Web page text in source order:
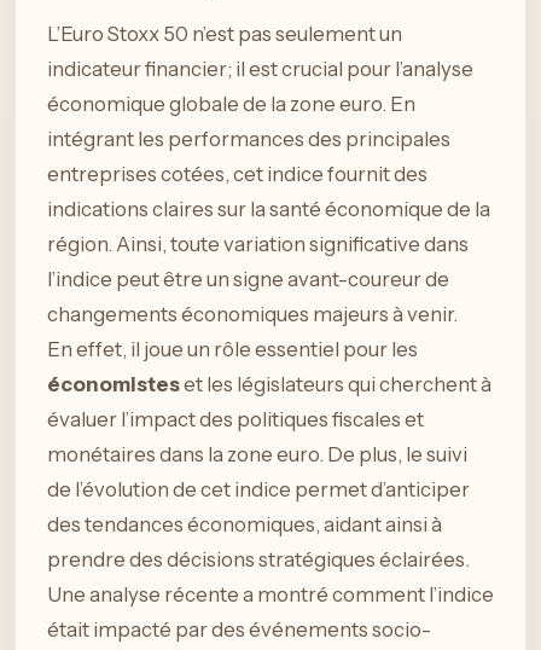
L’Euro Stoxx 50 n’est pas seulement un
indicateur financier; il est crucial pour l’analyse
économique globale de la zone euro. En
intégrant les performances des principales
entreprises cotées, cet indice fournit des
indications claires sur la santé économique de la
région. Ainsi, toute variation significative dans
l’indice peut être un signe avant-coureur de
changements économiques majeurs à venir.
En effet, il joue un rôle essentiel pour les
économisteset les législateurs qui cherchent à
évaluer l’impact des politiques fiscales et
monétaires dans la zone euro. De plus, le suivi
de l’évolution de cet indice permet d’anticiper
des tendances économiques, aidant ainsi à
prendre des décisions stratégiques éclairées.
Une analyse récente a montré comment l’indice
était impacté par des événements socio-